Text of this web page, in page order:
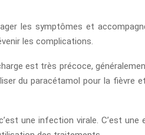
les symptômes et
les complications.
est très précoce,
du paracétamol pour la fièvre
une infection virale. C’est une